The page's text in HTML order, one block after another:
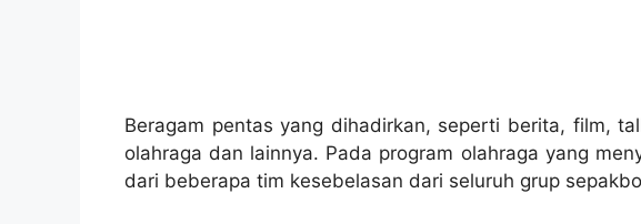
Beragam pentas yang dihadirkan, seperti berita, film,
olahraga dan lainnya. Pada program olahraga yang
dari beberapa tim kesebelasan dari seluruh grup